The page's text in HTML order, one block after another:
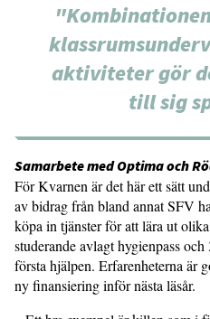
aktiviteter gör
till sig
Samarbete med Optima och
För Kvarnen är det här ett sätt
av bidrag från bland annat SFV
köpa in tjänster för att lära ut
studerande avlagt hygienpass
första hjälpen. Erfarenheterna är
ny finansiering inför nästa läsår.